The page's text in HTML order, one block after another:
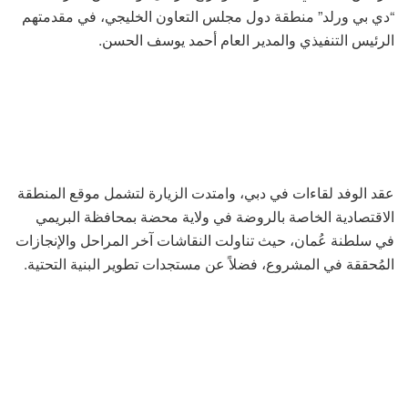
“دي بي ورلد” منطقة دول مجلس التعاون الخليجي، في مقدمتهم
الرئيس التنفيذي والمدير العام أحمد يوسف الحسن.
عقد الوفد لقاءات في دبي، وامتدت الزيارة لتشمل موقع المنطقة
الاقتصادية الخاصة بالروضة في ولاية محضة بمحافظة البريمي
في سلطنة عُمان، حيث تناولت النقاشات آخر المراحل والإنجازات
المُحققة في المشروع، فضلاً عن مستجدات تطوير البنية التحتية.